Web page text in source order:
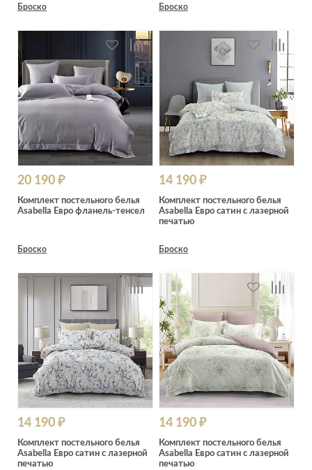
Броско Броско
20 190 ₽
Комплект постельного белья
Asabella Евро фланель-тенсел
Броско
14 190 ₽
Комплект постельного белья
Asabella Евро сатин с лазерной
печатью
Броско
14 190 ₽
Комплект постельного белья
Asabella Евро сатин с лазерной
печатью
14 190 ₽
Комплект постельного белья
Asabella Евро сатин с лазерной
печатью